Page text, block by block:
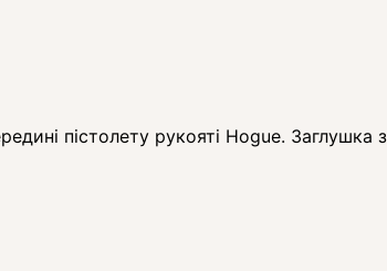
пістолету рукояті Hogue. Заглушка